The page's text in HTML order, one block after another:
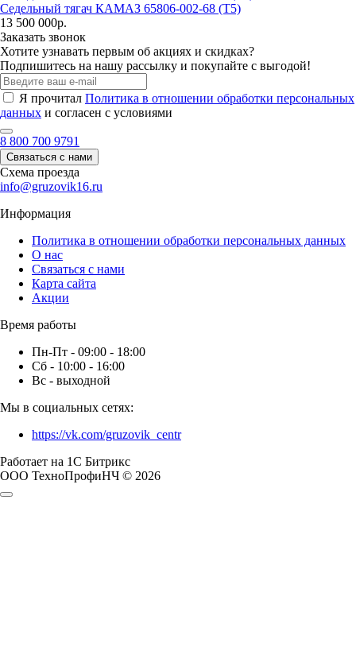
Седельный тягач КАМАЗ 65806-002-68 (T5)
13 500 000р.
Заказать звонок
Хотите узнавать первым об акциях и скидках?
Подпишитесь на нашу рассылку и покупайте с выгодой!
Я прочитал Политика в отношении обработки персональных
данных и согласен с условиями
8 800 700 9791
Связаться с нами
Схема проезда
info@gruzovik16.ru
Информация
Политика в отношении обработки персональных данных
О нас
Связаться с нами
Карта сайта
Акции
Время работы
Пн-Пт - 09:00 - 18:00
Сб - 10:00 - 16:00
Вс - выходной
Мы в социальных сетях:
https://vk.com/gruzovik_centr
Работает на 1С Битрикс
ООО ТехноПрофиНЧ © 2026